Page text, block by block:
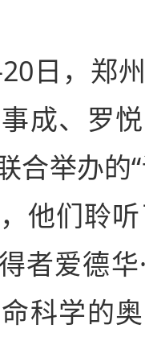
日，郑
成、罗
合举办的
他们聆
者爱德
科学的